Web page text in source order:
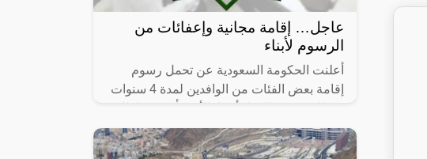
عاجل… إقامة مجانية وإعفائات من
الرسوم لأبناء
أعلنت الحكومة السعودية عن تحمل رسوم
إقامة بعض الفئات من الوافدين لمدة 4 سنوات
رغبة المملكة العربية السعودية في تقديم